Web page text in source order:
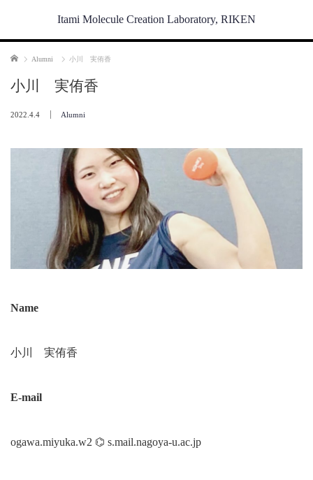
Itami Molecule Creation Laboratory, RIKEN
Home Alumni 小川 実侑香
小川 実侑香
2022.4.4 Alumni
Name
小川 実侑香
E-mail
ogawa.miyuka.w2 ⌬ s.mail.nagoya-u.ac.jp